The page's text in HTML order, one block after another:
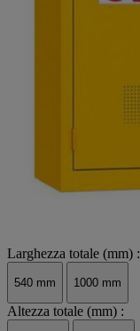
Larghezza totale (mm) :
540 mm 1000 mm
Altezza totale (mm) :